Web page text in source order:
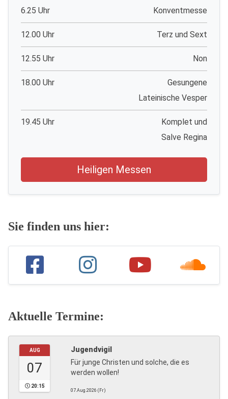
6.25 Uhr Konventmesse
12.00 Uhr Terz und Sext
12.55 Uhr Non
18.00 Uhr
Gesungene
Lateinische Vesper
19.45 Uhr
Komplet und
Salve Regina
Heiligen Messen
Sie finden uns hier:
Aktuelle Termine:
AUG
07
20:15
Jugendvigil
Für junge Christen und solche, die es
werden wollen!
07.Aug.2026 (Fr)